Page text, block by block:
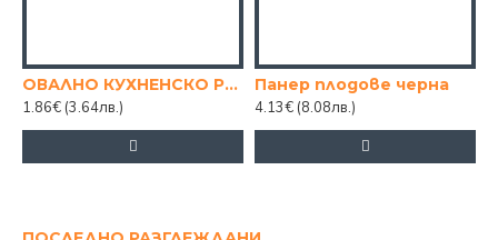
ОВАЛНО КУХНЕНСКО РЕНДЕ С КУТИЯ ЗА СЪХРАНЕНИЕ
1.86€ (3.64лв.)
Панер плодове черна
4.13€ (8.08лв.)